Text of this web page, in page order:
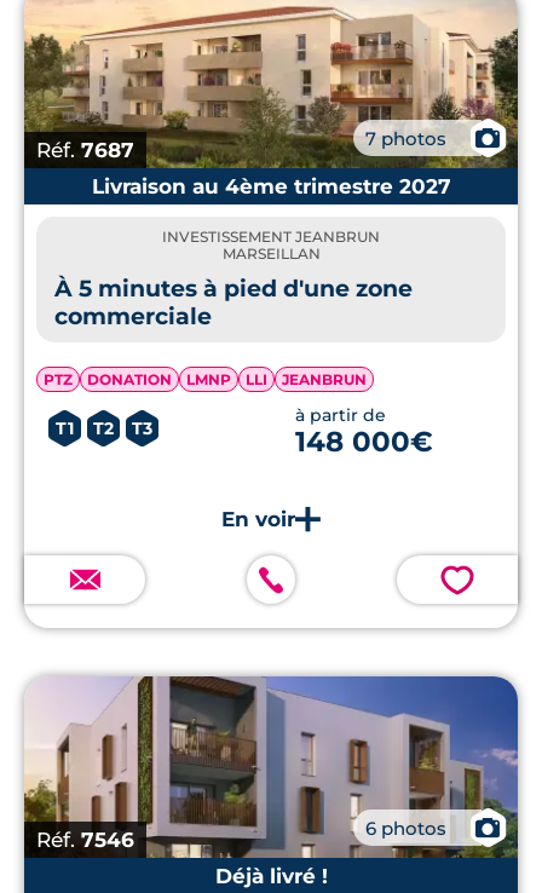
Réf. 7687 7 photos
📷
Livraison au 4ème trimestre 2027
INVESTISSEMENT JEANBRUN
MARSEILLAN
À 5 minutes à pied d'une zone
commerciale
PTZ DONATION LMNP LLI JEANBRUN
T1 T2 T3
à partir de
148 000€
💗
Réf. 7546 6 photos
📷
Déjà livré !